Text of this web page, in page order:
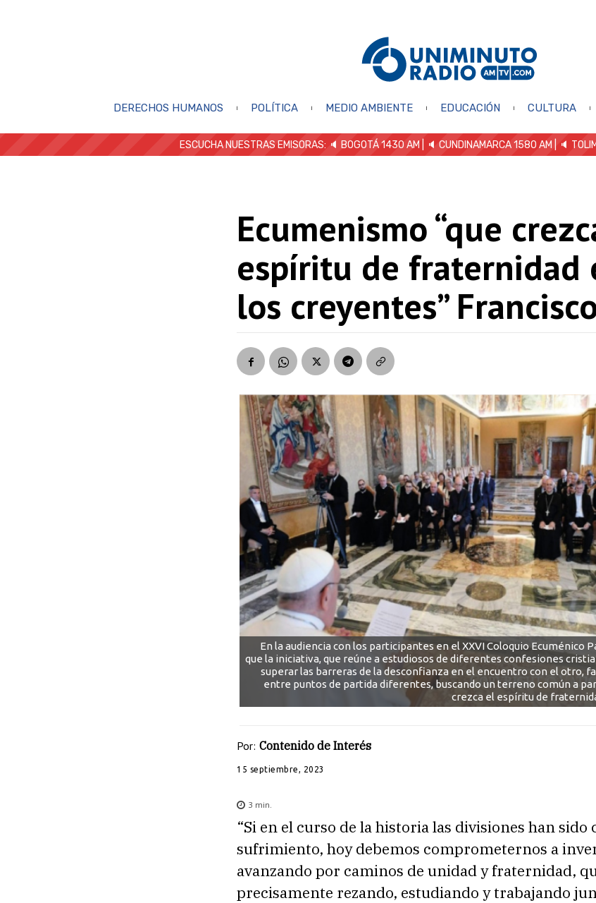
DERECHOS HUMANOS POLÍTICA MEDIO AMBIENTE EDUCACIÓN CULTURA
ESCUCHA NUESTRAS EMISORAS: 🔈 BOGOTÁ 1430 AM | 🔈 CUNDINAMARCA 1580 AM | 🔈
Ecumenismo “que
espíritu de fraternidad
los creyentes”
En la audiencia con los participantes en el XXVI Coloquio Ecuménico
que la iniciativa, que reúne a estudiosos de diferentes confesiones
superar las barreras de la desconfianza en el encuentro con el otro,
entre puntos de partida diferentes, buscando un terreno común a
crezca el espíritu de
Por: Contenido de Interés
15 septiembre, 2023
3 min.
“Si en el curso de la historia las divisiones han sido
sufrimiento, hoy debemos comprometernos a
avanzando por caminos de unidad y fraternidad,
precisamente rezando, estudiando y trabajando